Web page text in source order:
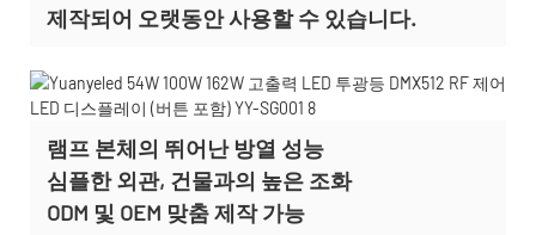
제작되어 오랫동안 사용할 수 있습니다.
램프 본체의 뛰어난 방열 성능
심플한 외관, 건물과의 높은 조화
ODM 및 OEM 맞춤 제작 가능